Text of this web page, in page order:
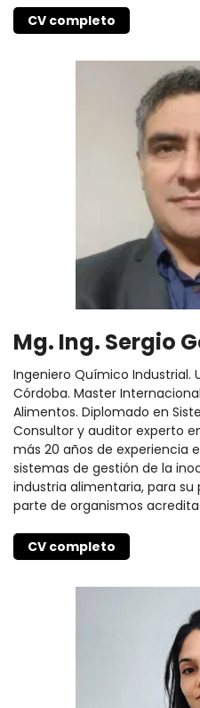
CV completo
Mg. Ing. Sergio
Ingeniero Químico Industrial.
Córdoba. Master
Alimentos. Diplomado en
Consultor y auditor experto
más 20 años de experiencia
sistemas de gestión de la
industria alimentaria, para
parte de organismos
CV completo